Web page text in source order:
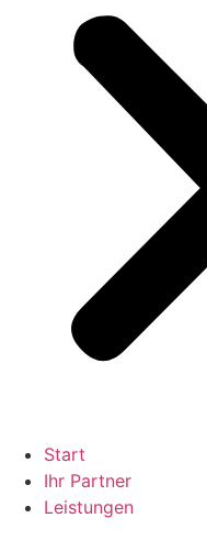
Start
Ihr Partner
Leistungen